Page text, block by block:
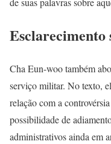
Cha Eun-woo também
serviço militar. No texto,
relação com a
possibilidade de
administrativos ainda em